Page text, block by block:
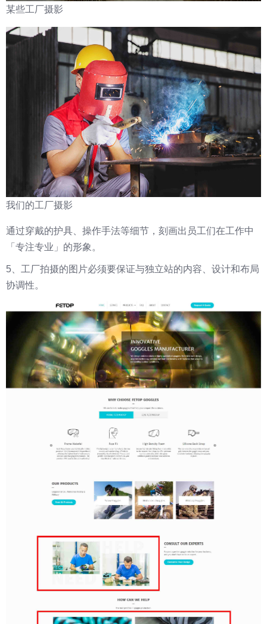
某些工厂摄影
我们的工厂摄影
通过穿戴的护具、操作手法等细节，刻画出员工们在工作中
「专注专业」的形象。
5、工厂拍摄的图片必须要保证与独立站的内容、设计和布局
协调性。